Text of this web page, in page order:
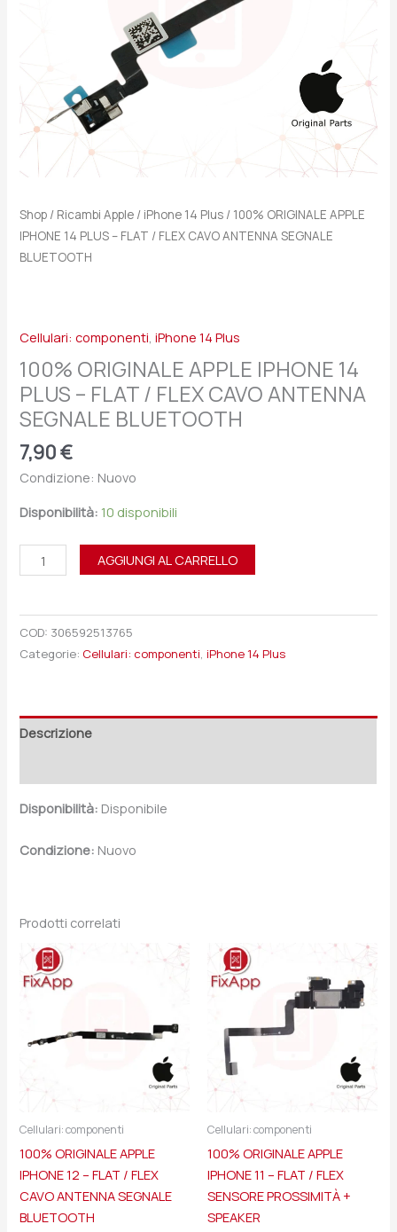
Shop / Ricambi Apple / iPhone 14 Plus / 100% ORIGINALE APPLE
IPHONE 14 PLUS – FLAT / FLEX CAVO ANTENNA SEGNALE
BLUETOOTH
Cellulari: componenti,iPhone 14 Plus
100% ORIGINALE APPLE IPHONE 14
PLUS – FLAT / FLEX CAVO ANTENNA
SEGNALE BLUETOOTH
7,90€
Condizione: Nuovo
Disponibilità: 10 disponibili
SEGNALE
BLUETOOTH
quantità
AGGIUNGI AL CARRELLO
COD: 306592513765
Categorie: Cellulari: componenti,iPhone 14 Plus
Descrizione
Disponibilità: Disponibile
Condizione: Nuovo
Prodotti correlati
Cellulari: componenti
100% ORIGINALE APPLE
IPHONE 12 – FLAT / FLEX
CAVO ANTENNA SEGNALE
BLUETOOTH
Cellulari: componenti
100% ORIGINALE APPLE
IPHONE 11 – FLAT / FLEX
SENSORE PROSSIMITÀ +
SPEAKER